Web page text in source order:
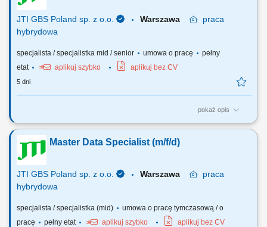
different data types...
JTI GBS Poland sp. z o.o. Warszawa
praca
hybrydowa
specjalista / specjalistka mid / senior umowa o pracę
pełny
etat
aplikuj szybko aplikuj bez CV
5 dni
pokaż opis
Why does this role exist? The MD (Master Data) Senior Specialist role
supports efficient operations and high service standards within the
Master Data department. The role focuses on delivering quality services
through accurate processing, data analysis, continuous improvements,
and collaboration...
Master Data Specialist (m/f/d)
JTI GBS Poland sp. z o.o. Warszawa
praca
hybrydowa
specjalista / specjalistka (mid)
umowa o pracę tymczasową / o
pracę
pełny etat aplikuj szybko aplikuj bez CV